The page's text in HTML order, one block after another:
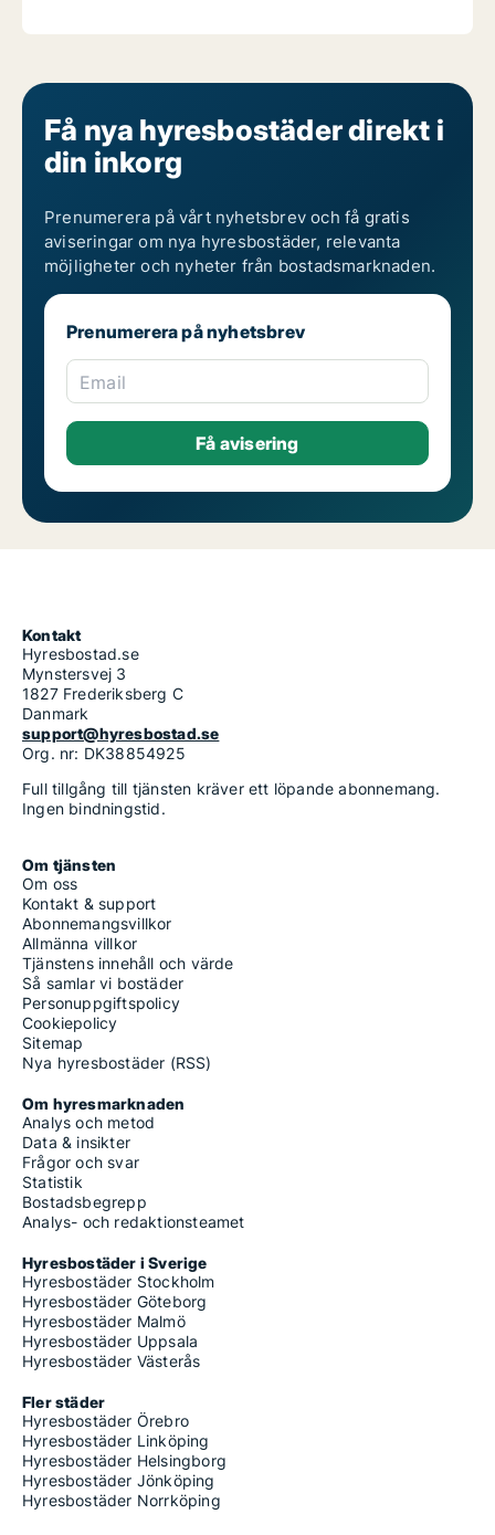
Få nya hyresbostäder direkt i
din inkorg
Prenumerera på vårt nyhetsbrev och få gratis
aviseringar om nya hyresbostäder, relevanta
möjligheter och nyheter från bostadsmarknaden.
Prenumerera på nyhetsbrev
Email
Kontakt
Hyresbostad.se
Mynstersvej 3
1827 Frederiksberg C
Danmark
support@hyresbostad.se
Org. nr: DK38854925
Full tillgång till tjänsten kräver ett löpande abonnemang.
Ingen bindningstid.
Om tjänsten
Om oss
Kontakt & support
Abonnemangsvillkor
Allmänna villkor
Tjänstens innehåll och värde
Så samlar vi bostäder
Personuppgiftspolicy
Cookiepolicy
Sitemap
Nya hyresbostäder (RSS)
Om hyresmarknaden
Analys och metod
Data & insikter
Frågor och svar
Statistik
Bostadsbegrepp
Analys- och redaktionsteamet
Hyresbostäder i Sverige
Hyresbostäder Stockholm
Hyresbostäder Göteborg
Hyresbostäder Malmö
Hyresbostäder Uppsala
Hyresbostäder Västerås
Fler städer
Hyresbostäder Örebro
Hyresbostäder Linköping
Hyresbostäder Helsingborg
Hyresbostäder Jönköping
Hyresbostäder Norrköping